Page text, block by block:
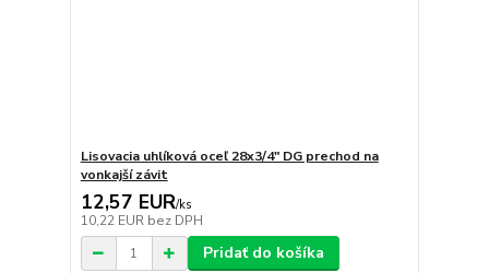
Lisovacia uhlíková oceľ 28x3/4" DG prechod na
vonkajší závit
12,57 EUR/ks
10,22 EUR bez DPH
Pridať do košíka